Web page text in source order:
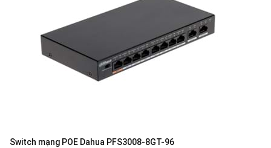
Switch mạng POE Dahua PFS3008-8GT-96